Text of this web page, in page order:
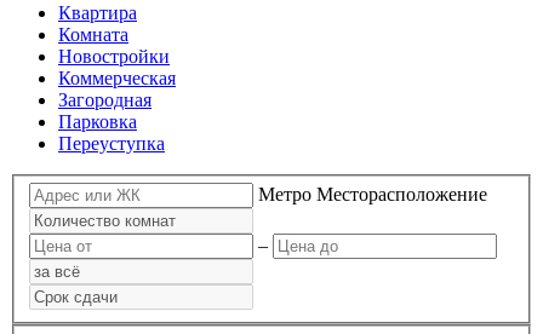
Квартира
Комната
Новостройки
Коммерческая
Загородная
Парковка
Переуступка
Метро Месторасположение
–